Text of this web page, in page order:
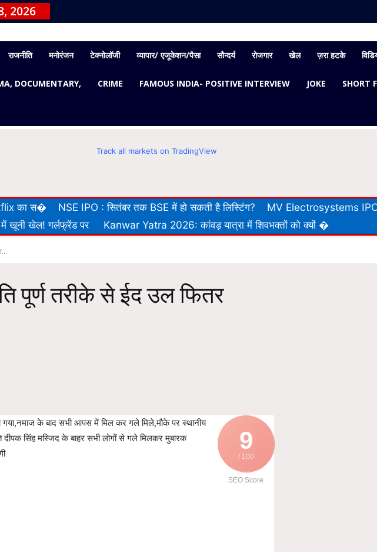
2026
राजनीति मनोरंजन टेक्नोलॉजी व्यापार/ एजूकेशन/पैसा सौन्दर्य रोजगार खेल ज़रा हटके
DOCUMENTARY, CRIME FAMOUS INDIA- POSITIVE INTERVIEW JOKE SHORT
Track all markets on TradingView
का स� NSE IPO : सितंबर तक BSE में हो सकती है लिस्टिंग?
MV Electrosystems
खूनी खेल! गर्लफ्रेंड पर Kanwar Yatra 2026: कांवड़ यात्रा में शिवभक्तों को क्यों �
पूर्ण तरीके से ईद उल फितर
9
/ 100
SEO Score
गया,नमाज के बाद सभी आपस में मिल कर गले मिले,मौके पर स्थानीय
दीपक सिंह मस्जिद के बाहर सभी लोगों से गले मिलकर मुबारक